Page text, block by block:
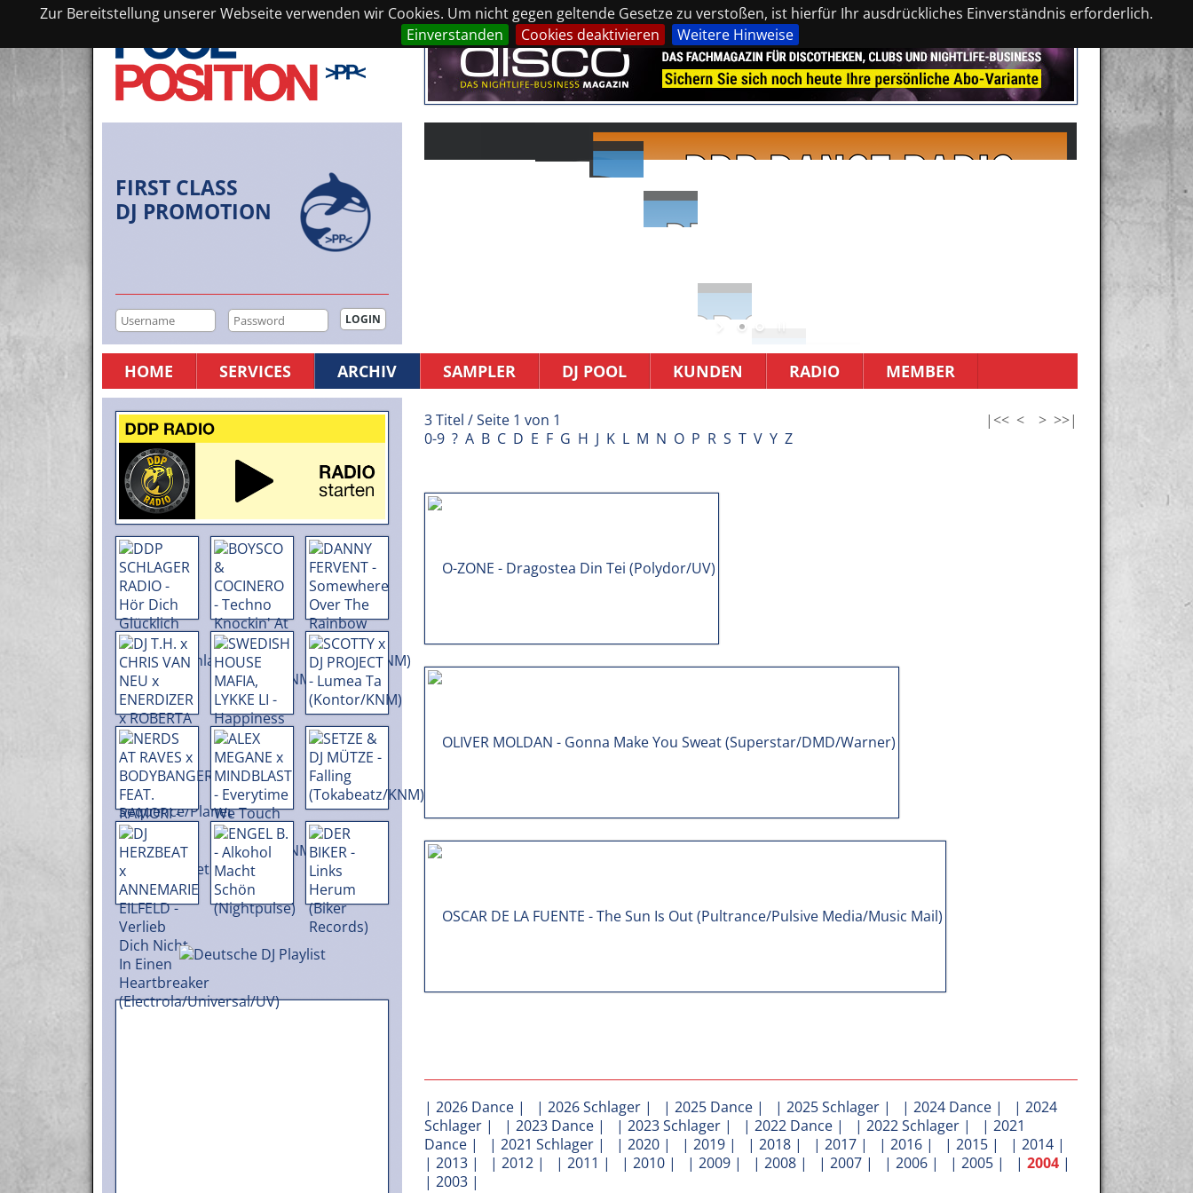
Zur Bereitstellung unserer Webseite verwenden wir Cookies. Um nicht gegen geltende Gesetze zu verstoßen, ist hierfür Ihr ausdrückliches Einverständnis erforderlich.
Einverstanden
Cookies deaktivieren Weitere Hinweise
FIRST CLASS
DJ PROMOTION
HOME SERVICES ARCHIV SAMPLER DJ POOL KUNDEN RADIO MEMBER
3 Titel / Seite 1 von 1 |<< < > >>|
0-9 ? A B C D E F G H J K L M N O P R S T V Y Z
| 2026 Dance | | 2026 Schlager | | 2025 Dance | | 2025 Schlager | | 2024 Dance | | 2024
Schlager | | 2023 Dance | | 2023 Schlager | | 2022 Dance | | 2022 Schlager | | 2021
Dance | | 2021 Schlager | | 2020 | | 2019 | | 2018 | | 2017 | | 2016 | | 2015 | | 2014 |
| 2013 | | 2012 | | 2011 | | 2010 | | 2009 | | 2008 | | 2007 | | 2006 | | 2005 | | 2004 |
| 2003 |